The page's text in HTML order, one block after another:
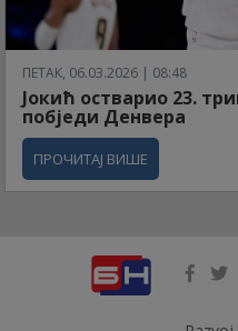
ПЕТАК, 06.03.2026 | 08:48
Јокић остварио 23.
побједи Денвера
ПРОЧИТАЈ ВИШЕ